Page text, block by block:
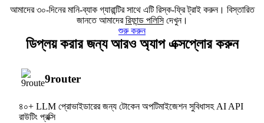
আমাদের ৩০-দিনের মানি-ব্যাক গ্যারান্টির সাথে এটি রিস্ক-ফ্রি ট্রাই করুন। বিস্তারিত
জানতে আমাদেররিফান্ড পলিসিদেখুন।
শুরু করুন
ডিপ্লয় করার জন্য আরও অ্যাপ এক্সপ্লোর করুন
9router
৪০+ LLM প্রোভাইডারের জন্য টোকেন অপটিমাইজেশন সুবিধাসহ AI API
রাউটিং প্রক্সি